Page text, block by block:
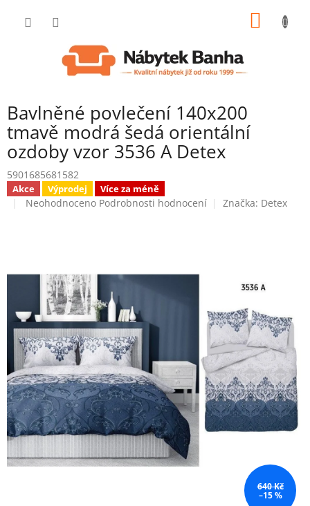
Bavlněné povlečení 140x200
tmavě modrá šedá orientální
ozdoby vzor 3536 A Detex
5901685681582
Akce Výprodej Více za méně
Průměrné
hvězdiček.
Neohodnoceno Podrobnosti hodnocení Značka: Detex
640 Kč
–15 %